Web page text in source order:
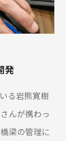
発
る岩熊寛樹
んが携わっ
梁の管理に